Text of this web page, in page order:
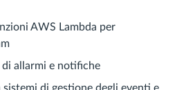
AWS Lambda per
di allarmi e notifiche
sistemi di gestione degli eventi e